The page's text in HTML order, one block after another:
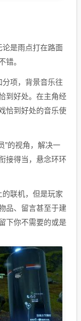
论是雨点打在路面
错。
项，背景音乐往
到好处。在主角经
恰到好处的音乐使
”的视角，解决一
接得当，悬念环环
联机，但是玩家
品、留言甚至于建
下你不需要的或是